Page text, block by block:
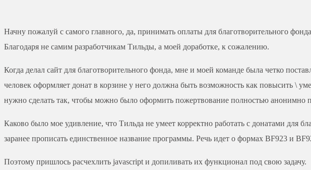
Начну пожалуй с самого главного, да, принимать оплаты для благотворительного
Благодаря не самим разработчикам Тильды, а моей доработке, к сожалению.
Когда делал сайт для благотворительного фонда, мне и моей команде была четко
человек оформляет донат в корзине у него должна быть возможность как повысить \
нужно сделать так, чтобы можно было оформить пожертвование полностью анонимно
Каково было мое удивление, что Тильда не умеет корректно работать с донатами для
заранее прописать единственное название программы. Речь идет о формах BF923 и
Поэтому пришлось расчехлить javascript и допиливать их функционал под свою задачу.